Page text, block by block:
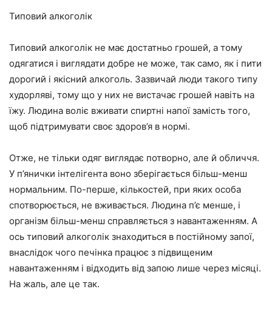
Типовий алкоголік
Типовий алкоголік не має достатньо грошей, а тому
одягатися і виглядати добре не може, так само, як і пити
дорогий і якісний алкоголь. Зазвичай люди такого типу
худорляві, тому що у них не вистачає грошей навіть на
їжу. Людина воліє вживати спиртні напої замість того,
щоб підтримувати своє здоров’я в нормі.
Отже, не тільки одяг виглядає потворно, але й обличчя.
У п’янички інтелігента воно зберігається більш-менш
нормальним. По-перше, кількостей, при яких особа
спотворюється, не вживається. Людина п’є менше, і
організм більш-менш справляється з навантаженням. А
ось типовий алкоголік знаходиться в постійному запої,
внаслідок чого печінка працює з підвищеним
навантаженням і відходить від запою лише через місяці.
На жаль, але це так.